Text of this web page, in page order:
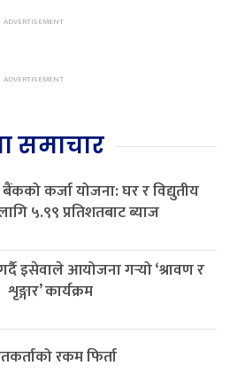
समाचार
कर्जा योजना: घर र विद्युतीय
५.९९ प्रतिशतबाट ब्याज
इसेवाले आयोजना गर्‍यो ‘श्रावण र
शृङ्गार’ कार्यक्रम
रकम फिर्ता